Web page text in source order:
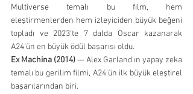
Multiverse temalı bu film, hem
eleştirmenlerden hem izleyiciden büyük beğeni
topladı ve 2023'te 7 dalda Oscar kazanarak
A24'ün en büyük ödül başarısı oldu.
Ex Machina (2014) — Alex Garland'ın yapay zeka
temalı bu gerilim filmi, A24'ün ilk büyük eleştirel
başarılarından biri.